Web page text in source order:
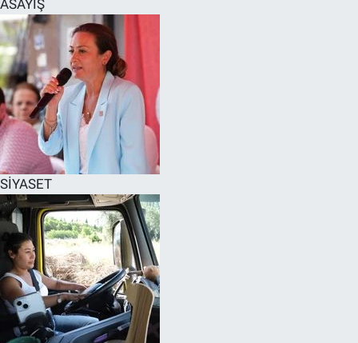
ASAYİŞ
SİYASET
SPOR
RESMİ İLANLAR